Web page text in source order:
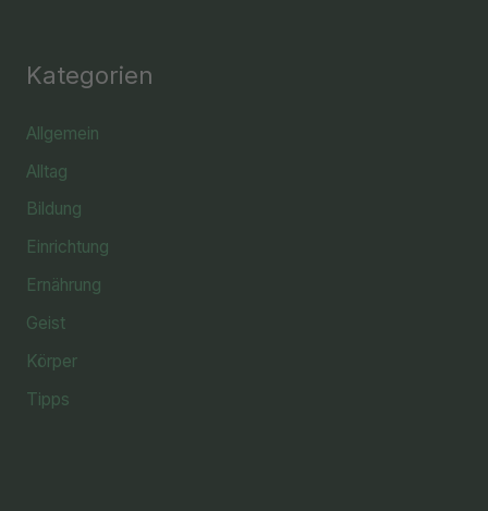
Kategorien
Allgemein
Alltag
Bildung
Einrichtung
Ernährung
Geist
Körper
Tipps